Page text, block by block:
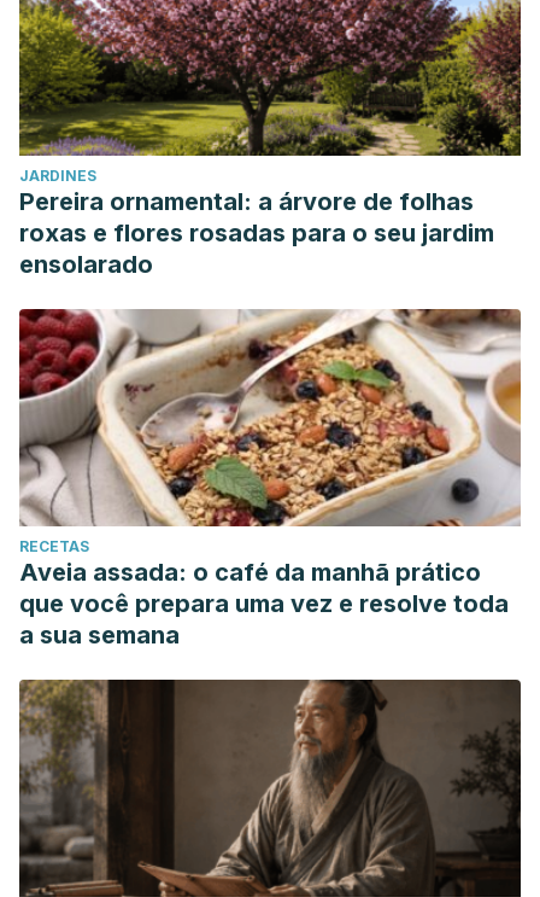
JARDINES
Pereira ornamental: a árvore de folhas
roxas e flores rosadas para o seu jardim
ensolarado
RECETAS
Aveia assada: o café da manhã prático
que você prepara uma vez e resolve toda
a sua semana